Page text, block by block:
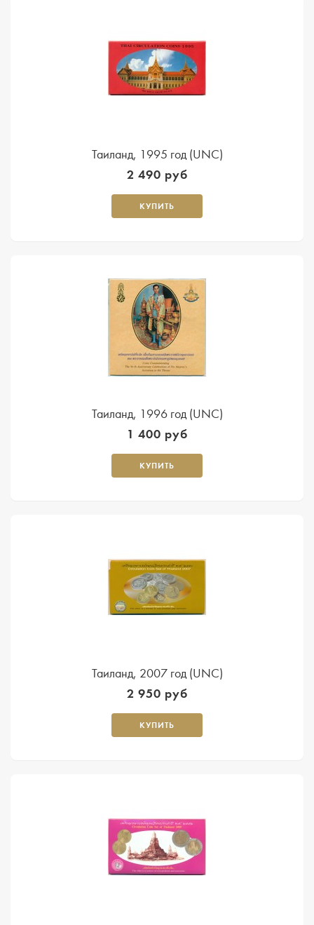
Таиланд, 1995 год (UNC)
2 490 руб
КУПИТЬ
Таиланд, 1996 год (UNC)
1 400 руб
КУПИТЬ
Таиланд, 2007 год (UNC)
2 950 руб
КУПИТЬ